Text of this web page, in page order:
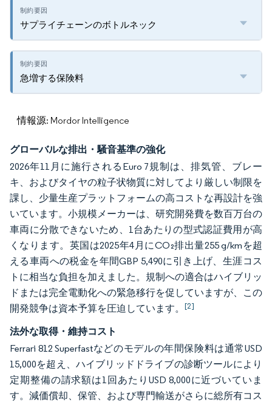
サプライチェーンのボトルネック
急増する保険料
情報源: Mordor Intelligence
グローバルな排出・騒音基準の強化
2026年11月に施行されるEuro 7規制は、排気管、ブレー
キ、およびタイヤの粒子状物質に対してより厳しい制限を
課し、少量生産プラットフォームの高コストな再設計を強
いています。小規模メーカーは、研究開発費を数百万台の
車両に分散できないため、1台あたりの型式認証費用が高
くなります。英国は2025年4月にCO₂排出量255 g/kmを超
える車両への税金を年間GBP 5,490に引き上げ、生涯コス
トに相当な負担を加えました。規制への適合はハイブリッ
ドまたは完全電動化への緊急移行を促していますが、この
開発競争は資本予算を圧迫しています。 [2]
法外な取得・維持コスト
Ferrari 812 Superfastなどのモデルの年間保険料は通常USD
15,000を超え、ハイブリッドドライブの診断ツールにより
定期整備の請求額は1回あたりUSD 8,000に近づいていま
す。減価償却、保管、および専門輸送がさらに総所有コス